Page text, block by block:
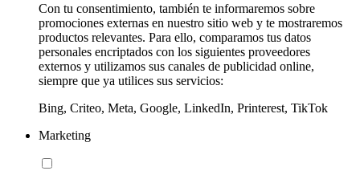
Con tu consentimiento, también te informaremos sobre
promociones externas en nuestro sitio web y te mostraremos
productos relevantes. Para ello, comparamos tus datos
personales encriptados con los siguientes proveedores
externos y utilizamos sus canales de publicidad online,
siempre que ya utilices sus servicios:
Bing, Criteo, Meta, Google, LinkedIn, Printerest, TikTok
Marketing